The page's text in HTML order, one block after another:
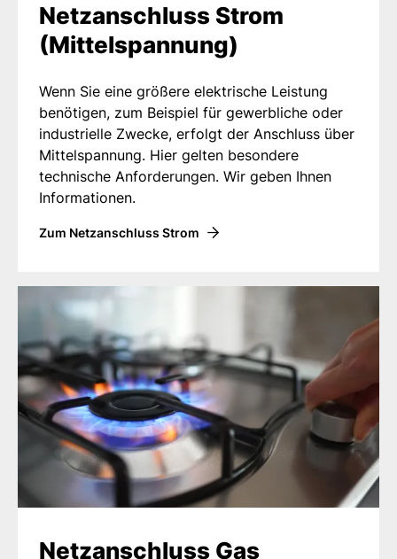
Netzanschluss Strom
(Mittelspannung)
Wenn Sie eine größere elektrische Leistung
benötigen, zum Beispiel für gewerbliche oder
industrielle Zwecke, erfolgt der Anschluss über
Mittelspannung. Hier gelten besondere
technische Anforderungen. Wir geben Ihnen
Informationen.
Zum Netzanschluss Strom
Netzanschluss Gas